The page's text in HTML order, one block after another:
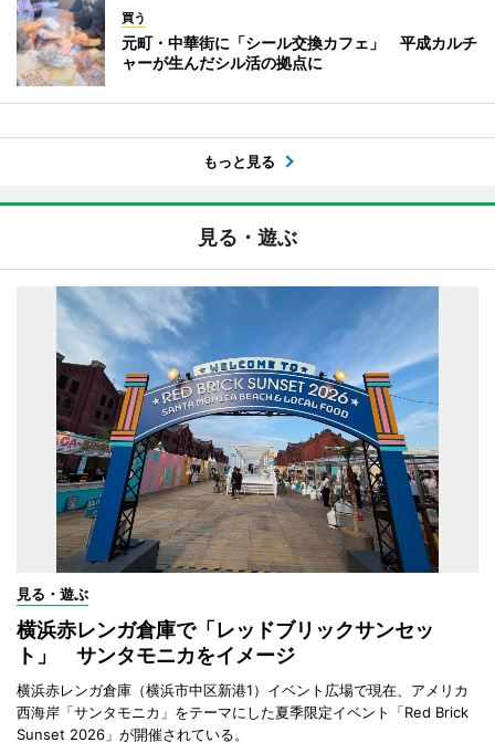
買う
元町・中華街に「シール交換カフェ」 平成カルチ
ャーが生んだシル活の拠点に
もっと見る
見る・遊ぶ
見る・遊ぶ
横浜赤レンガ倉庫で「レッドブリックサンセッ
ト」 サンタモニカをイメージ
横浜赤レンガ倉庫（横浜市中区新港1）イベント広場で現在、アメリカ
西海岸「サンタモニカ」をテーマにした夏季限定イベント「Red Brick
Sunset 2026」が開催されている。